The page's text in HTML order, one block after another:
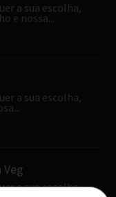
a sua escolha,
e nossa...
a sua escolha,
Veg
a sua escolha,